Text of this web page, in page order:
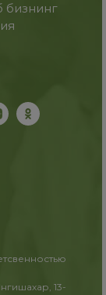
бизнинг
13-